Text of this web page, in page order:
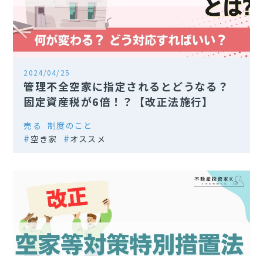
2024/04/25
管理不全空家に指定されるとどうなる？
固定資産税が6倍！？【改正法施行】
売る
制度のこと
空き家
オススメ